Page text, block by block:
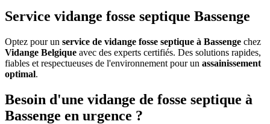
Service vidange fosse septique Bassenge
Optez pour un service de vidange fosse septique à Bassenge chez
Vidange Belgique avec des experts certifiés. Des solutions rapides,
fiables et respectueuses de l'environnement pour un assainissement
optimal.
Besoin d'une vidange de fosse septique à
Bassenge en urgence ?